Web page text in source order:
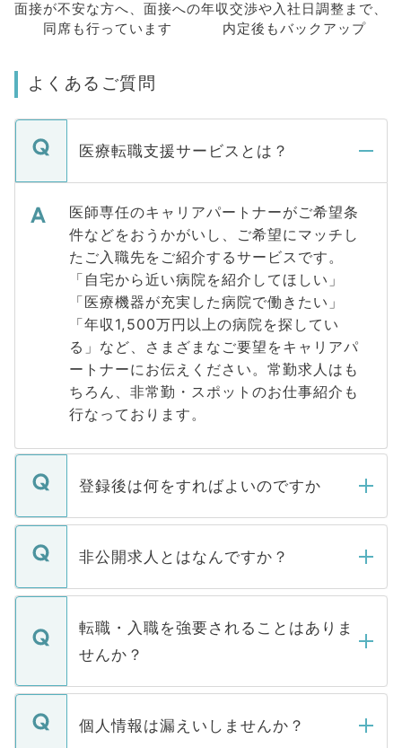
面接が不安な方へ、 面接への
同席も行っています
年収交渉や入社日調整まで、
内定後もバックアップ
よくあるご質問
医療転職支援サービスとは？
医師専任のキャリアパートナーがご希望条
件などをおうかがいし、ご希望にマッチし
たご入職先をご紹介するサービスです。
「自宅から近い病院を紹介してほしい」
「医療機器が充実した病院で働きたい」
「年収1,500万円以上の病院を探してい
る」など、さまざまなご要望をキャリアパ
ートナーにお伝えください。常勤求人はも
ちろん、非常勤・スポットのお仕事紹介も
行なっております。
登録後は何をすればよいのですか
ご登録いただきましたら、弊社担当者がご
登録内容を確認し、その後メールもしくは
ます。通常、5営業日以内にはご連絡をせて
いただきますので、しばらくお待ちくださ
非公開求人とはなんですか？
マイナビDOCTORで取り扱っている求人の
うち約3割は、Webサイトからご覧いただ
けない「非公開求人」です。非公開求人は
下記の理由によって、一般には公開してい
ません。
■応募殺到を避けるため 人気のある医療機
転職・入職を強要されることはありま
せんか？
転職・入職を強要することは一切ありませ
ん。また、仮に応募先から内定をいただい
個人情報は漏えいしませんか？